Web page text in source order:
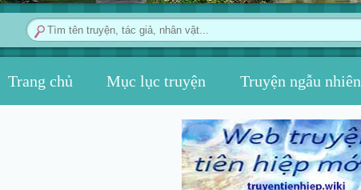
Trang chủ Mục lục truyện Truyện ngẫu nhiên